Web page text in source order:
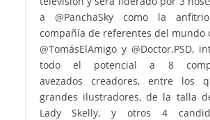
a @PanchaSky como la
compañía de referentes del mundo
@TomásElAmigo y @Doctor.PSD,
todo el potencial a 8
avezados creadores, entre los
grandes ilustradores, de la talla
Lady Skelly, y otros 4